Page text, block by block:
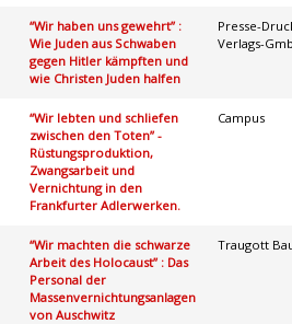
“Wir haben uns gewehrt” :
Wie Juden aus Schwaben
gegen Hitler kämpften und
wie Christen Juden halfen
Presse-
Verlags-
“Wir lebten und schliefen
zwischen den Toten” -
Rüstungsproduktion,
Zwangsarbeit und
Vernichtung in den
Frankfurter Adlerwerken.
Campus
“Wir machten die schwarze
Arbeit des Holocaust” : Das
Personal der
Massenvernichtungsanlagen
von Auschwitz
Traugott